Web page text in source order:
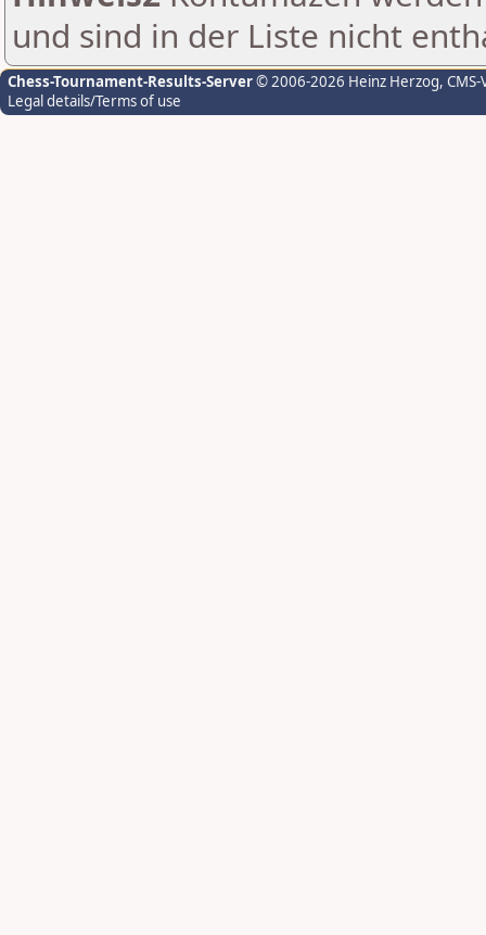
und sind in der Liste nicht
Chess-Tournament-Results-Server© 2006-2026 Heinz Herzog,
Legal details/Terms of use